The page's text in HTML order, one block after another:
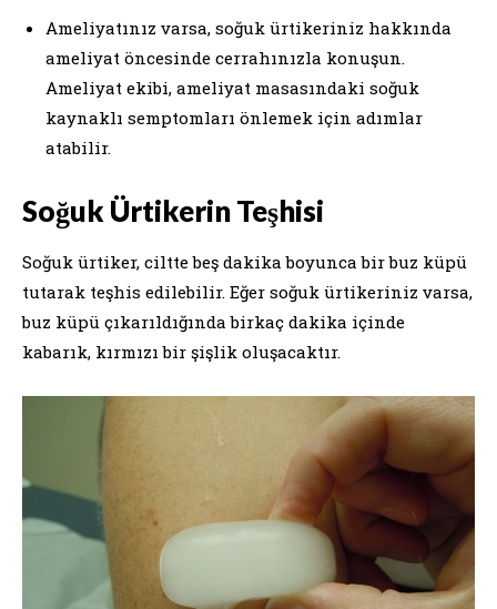
Ameliyatınız varsa, soğuk ürtikeriniz hakkında
ameliyat öncesinde cerrahınızla konuşun.
Ameliyat ekibi, ameliyat masasındaki soğuk
kaynaklı semptomları önlemek için adımlar
atabilir.
Soğuk Ürtikerin Teşhisi
Soğuk ürtiker, ciltte beş dakika boyunca bir buz küpü
tutarak teşhis edilebilir. Eğer soğuk ürtikeriniz varsa,
buz küpü çıkarıldığında birkaç dakika içinde
kabarık, kırmızı bir şişlik oluşacaktır.